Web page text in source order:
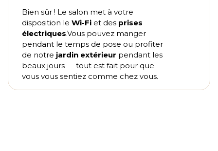
Bien sûr ! Le salon met à votre
disposition le Wi-Fi et des prises
électriques.Vous pouvez manger
pendant le temps de pose ou profiter
de notre jardin extérieur pendant les
beaux jours — tout est fait pour que
vous vous sentiez comme chez vous.